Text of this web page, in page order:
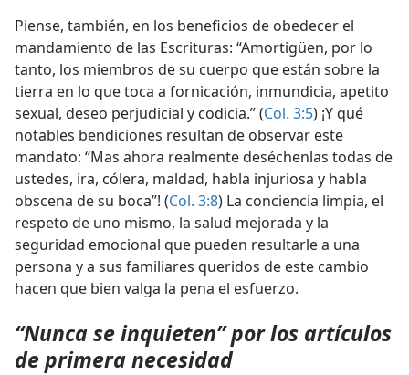
Piense, también, en los beneficios de obedecer el
mandamiento de las Escrituras: “Amortigüen, por lo
tanto, los miembros de su cuerpo que están sobre la
tierra en lo que toca a fornicación, inmundicia, apetito
sexual, deseo perjudicial y codicia.” (Col. 3:5) ¡Y qué
notables bendiciones resultan de observar este
mandato: “Mas ahora realmente deséchenlas todas de
ustedes, ira, cólera, maldad, habla injuriosa y habla
obscena de su boca”! (Col. 3:8) La conciencia limpia, el
respeto de uno mismo, la salud mejorada y la
seguridad emocional que pueden resultarle a una
persona y a sus familiares queridos de este cambio
hacen que bien valga la pena el esfuerzo.
“Nunca se inquieten” por los artículos
de primera necesidad